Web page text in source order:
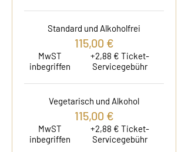
Standard und Alkoholfrei
115,00 €
MwST
inbegriffen
+2,88 € Ticket-
Servicegebühr
Vegetarisch und Alkohol
115,00 €
MwST
inbegriffen
+2,88 € Ticket-
Servicegebühr